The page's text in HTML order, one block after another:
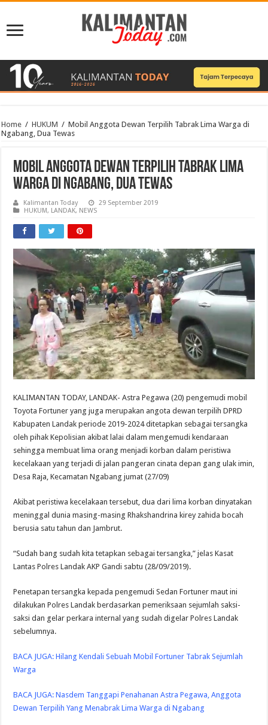
Home / HUKUM / Mobil Anggota Dewan Terpilih Tabrak Lima Warga di
Ngabang, Dua Tewas
Mobil Anggota Dewan Terpilih Tabrak Lima
Warga di Ngabang, Dua Tewas
Kalimantan Today
29 September 2019
HUKUM, LANDAK, NEWS
KALIMANTAN TODAY, LANDAK- Astra Pegawa (20) pengemudi mobil
Toyota Fortuner yang juga merupakan angota dewan terpilih DPRD
Kabupaten Landak periode 2019-2024 ditetapkan sebagai tersangka
oleh pihak Kepolisian akibat lalai dalam mengemudi kendaraan
sehingga membuat lima orang menjadi korban dalam peristiwa
kecelakaan yang terjadi di jalan pangeran cinata depan gang ulak imin,
Desa Raja, Kecamatan Ngabang jumat (27/09)
Akibat peristiwa kecelakaan tersebut, dua dari lima korban dinyatakan
meninggal dunia masing-masing Rhakshandrina kirey zahida bocah
berusia satu tahun dan Jambrut.
“Sudah bang sudah kita tetapkan sebagai tersangka,” jelas Kasat
Lantas Polres Landak AKP Gandi sabtu (28/09/2019).
Penetapan tersangka kepada pengemudi Sedan Fortuner maut ini
dilakukan Polres Landak berdasarkan pemeriksaan sejumlah saksi-
saksi dan gelar perkara internal yang sudah digelar Polres Landak
sebelumnya.
BACA JUGA:Hilang Kendali Sebuah Mobil Fortuner Tabrak Sejumlah
Warga
BACA JUGA:Nasdem Tanggapi Penahanan Astra Pegawa, Anggota
Dewan Terpilih Yang Menabrak Lima Warga di Ngabang